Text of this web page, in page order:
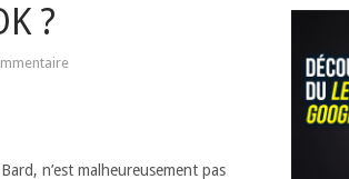
?
n’est malheureusement pas